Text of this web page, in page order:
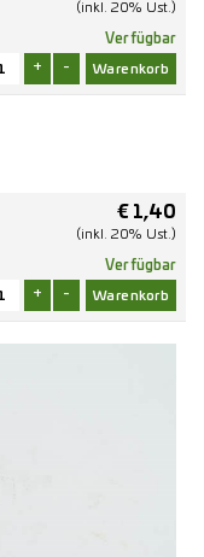
(inkl. 20% Ust.)
Verfügbar
+ -
€ 1,40
(inkl. 20% Ust.)
Verfügbar
+ -